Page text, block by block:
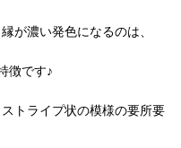
が濃い発色になるのは、
徴です♪
トライプ状の模様の要所要